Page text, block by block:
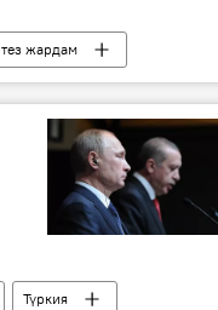
тез жардам
Түркия